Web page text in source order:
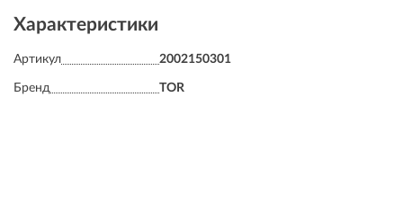
Характеристики
Артикул 2002150301
Бренд TOR